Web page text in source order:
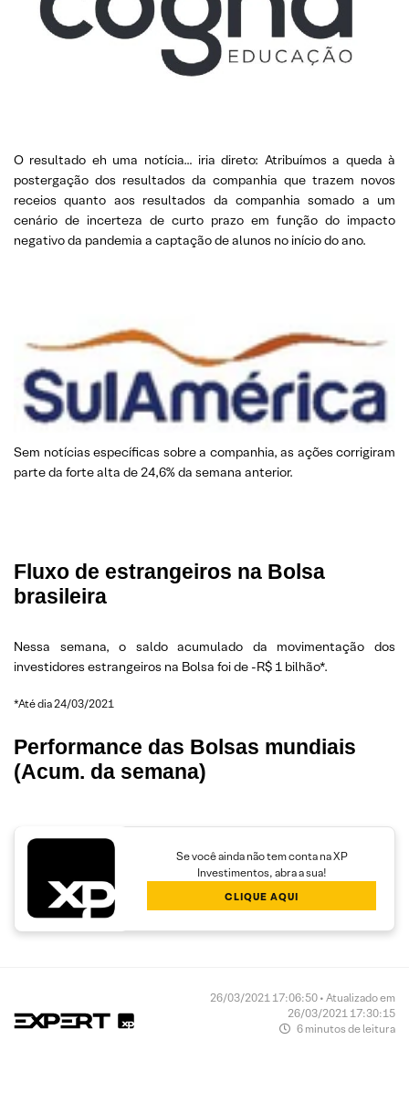
O resultado eh uma notícia… iria direto: Atribuímos a queda à
postergação dos resultados da companhia que trazem novos
receios quanto aos resultados da companhia somado a um
cenário de incerteza de curto prazo em função do impacto
negativo da pandemia a captação de alunos no início do ano.
Sem notícias específicas sobre a companhia, as ações corrigiram
parte da forte alta de 24,6% da semana anterior.
Fluxo de estrangeiros na Bolsa
brasileira
Nessa semana, o saldo acumulado da movimentação dos
investidores estrangeiros na Bolsa foi de -R$ 1 bilhão*.
*Até dia 24/03/2021
Performance das Bolsas mundiais
(Acum. da semana)
Se você ainda não tem conta na XP
Investimentos, abra a sua!
CLIQUE AQUI
26/03/2021 17:06:50 • Atualizado em
26/03/2021 17:30:15
6 minutos de leitura